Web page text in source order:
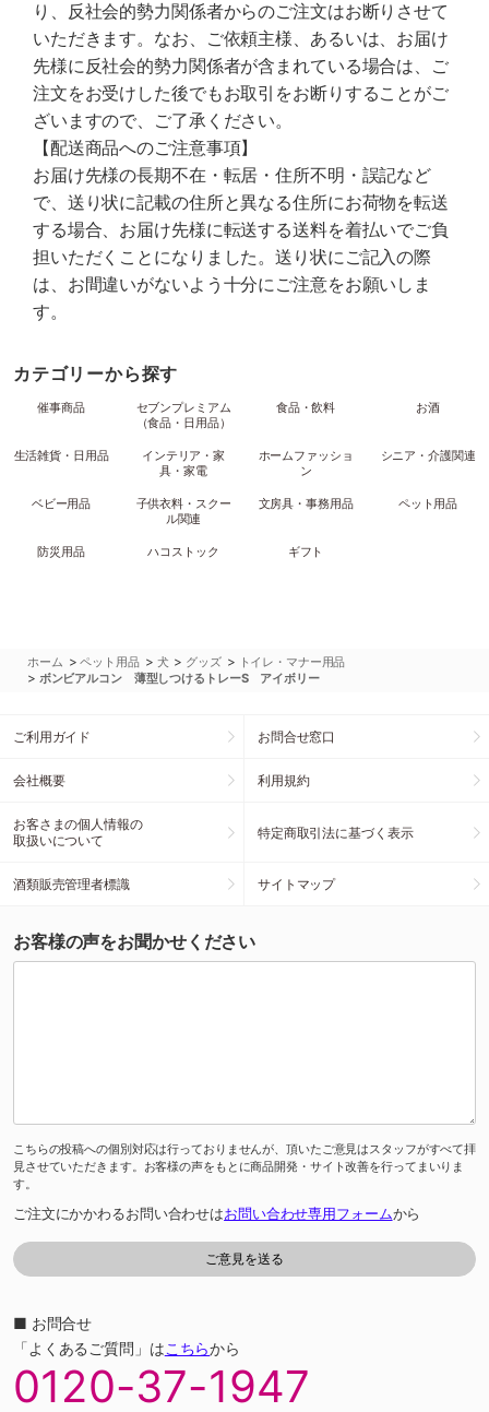
り、反社会的勢力関係者からのご注文はお断りさせて
いただきます。なお、ご依頼主様、あるいは、お届け
先様に反社会的勢力関係者が含まれている場合は、ご
注文をお受けした後でもお取引をお断りすることがご
ざいますので、ご了承ください。
【配送商品へのご注意事項】
お届け先様の長期不在・転居・住所不明・誤記など
で、送り状に記載の住所と異なる住所にお荷物を転送
する場合、お届け先様に転送する送料を着払いでご負
担いただくことになりました。送り状にご記入の際
は、お間違いがないよう十分にご注意をお願いしま
す。
カテゴリーから探す
催事商品
セブンプレミアム
（食品・日用品）
食品・飲料 お酒
生活雑貨・日用品
インテリア・家
具・家電
ホームファッショ
ン
シニア・介護関連
ベビー用品
子供衣料・スクー
ル関連
文房具・事務用品 ペット用品
防災用品 ハコストック ギフト
ホーム >ペット用品 > 犬 > グッズ > トイレ・マナー用品
> ボンビアルコン 薄型しつけるトレーS アイボリー
ご利用ガイド お問合せ窓口
会社概要 利用規約
お客さまの個人情報の
取扱いについて
特定商取引法に基づく表示
酒類販売管理者標識 サイトマップ
お客様の声をお聞かせください
こちらの投稿への個別対応は行っておりませんが、頂いたご意見はスタッフがすべて拝
見させていただきます。お客様の声をもとに商品開発・サイト改善を行ってまいりま
す。
ご注文にかかわるお問い合わせはお問い合わせ専用フォームから
■ お問合せ
「よくあるご質問」はこちらから
0120-37-1947